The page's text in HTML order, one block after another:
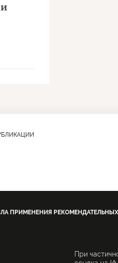
ПРИМЕНЕНИЯ
При